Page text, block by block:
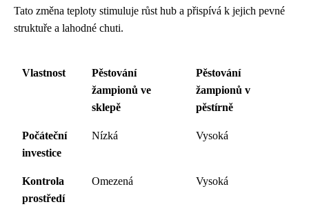
Tato změna teploty stimuluje růst hub a přispívá k jejich pevné
struktuře a lahodné chuti.
Vlastnost
Pěstování
žampionů ve
sklepě
Pěstování
žampionů v
pěstírně
Počáteční
investice
Nízká Vysoká
Kontrola
prostředí
Omezená Vysoká